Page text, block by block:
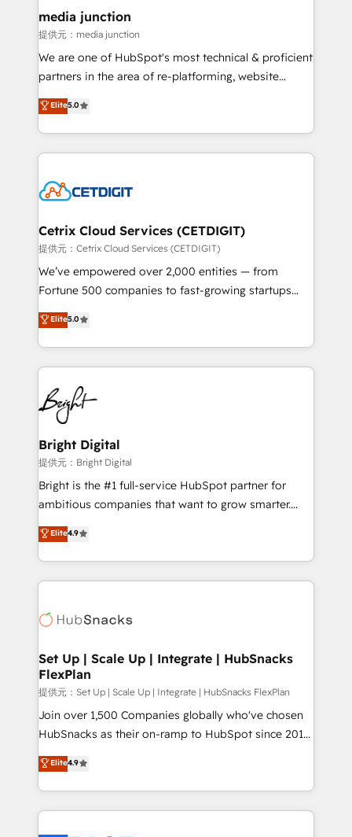
Mexico, USA, and Portugal—we've executed over a
hundred successful operations. Our approach,
rooted in RevOps principles, integrates analysis,
training, planning, and qualification. Leveraging
inbound marketing tactics, we focus on
understanding, nurturing, and converting leads.
competitive market.
media junction
提供元：media junction
We are one of HubSpot's most technical & proficient
partners in the area of re-platforming, website
design & development. We specialize in multi-hub
implementations for mid-market & enterprise
companies. We are woman-owned, powered by
coffee, and we ❤️ dogs. We produce award-winning
Impact Award 🏆2022 Technical Expertise Impact
Award 🏆2020 Elite Solutions Partner 🏆2019
Integrations HubSpot Impact Award 🏆2019
Marketing Enablement HubSpot Impact Award 🏆
2018 Website Design HubSpot Impact Award 🏆2017
Growth-Driven Design Agency of the Year 🏆2016
Sales Enablement HubSpot Impact Award 🏆2015
HubSpot COS Performance Award 🏆2014 HubSpot
COS Design Award 🏆2013 HubSpot Marketplace
Partner 📆Founded in 1997
Elite5.0
Cetrix Cloud Services (CETDIGIT)
提供元：Cetrix Cloud Services (CETDIGIT)
We’ve empowered over 2,000 entities — from
Fortune 500 companies to fast-growing startups
and nonprofits — to streamline operations, scale
revenue, and unlock the full potential of HubSpot.
With deep technical and industry expertise, we fuse
automation, integration, and AI innovation to deliver
lasting impact. We specialize in: • Turnkey and end-
to-end HubSpot implementations • Onboarding for
Sales, Service, Marketing & Content Hubs • AI voice
and chat agents, predictive automation, and smart
workflows • Salesforce + HubSpot integration •
RevOps and AI-driven sales enablement • Website
design and CMS development • ERP integration: SAP,
and CRM migration from any platform •
Client/member portals built on HubSpot • Custom
WooCommerce, BuilderTrend, and more Experience
the difference — reach out to see how AI + HubSpot
Elite5.0
Bright Digital
提供元：Bright Digital
Bright is the #1 full-service HubSpot partner for
ambitious companies that want to grow smarter.
From HubSpot onboarding, to training, from
developing a new website to lead generation and
digital marketing; we do it all (and with great
results)! In short, our services include: - HubSpot
HubSpot development: websites, custom modules,
marketing, advertising, campaigns, content and
design We connect people, data and technology to
improve customer experiences. With our bright
people, exciting ideas and can-do mentality, we
ensure revenue growth on a daily basis. So tell us
team of 100+ experts is ready for you! Driving digital
growth | www.brightdigital.com
Elite4.9
Set Up | Scale Up | Integrate | HubSnacks
FlexPlan
提供元：Set Up | Scale Up | Integrate | HubSnacks FlexPlan
Join over 1,500 Companies globally who've chosen
HubSnacks as their on-ramp to HubSpot since 2014
Simple pay-as-you-go plans that accelerate value...
1️⃣ Set Up | Onboarding New or Check-fixing existing
HubSpot portals 2️⃣ Scale Up | 100% HubSpot Task
Execution... Global 24/7 ... All Experts 3️⃣ Integrate |
Elite4.9